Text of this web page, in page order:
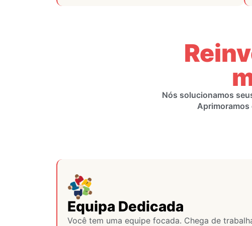
Nós solucionamos
Aprimoramos
Equipa Dedicada
Você tem uma equipe focada. Chega de